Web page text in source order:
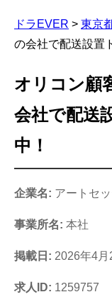
ドラEVER > 東京
の会社で配送設置
オリコン顧
会社で配送
中！
企業名: アートセ
事業所名: 本社
掲載日: 2026年4月
求人ID: 1259757